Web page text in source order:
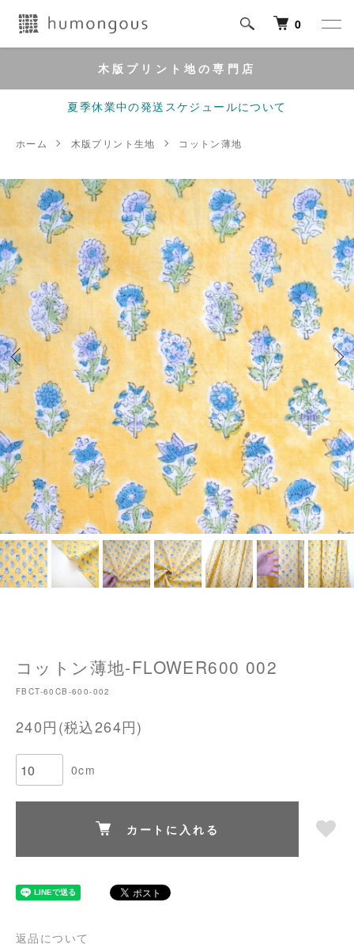
0
木版プリント地の専門店
夏季休業中の発送スケジュールについて
ホーム 木版プリント生地 コットン薄地
コットン薄地-FLOWER600 002
FBCT-60CB-600-002
240円(税込264円)
0cm
カートに入れる
返品について